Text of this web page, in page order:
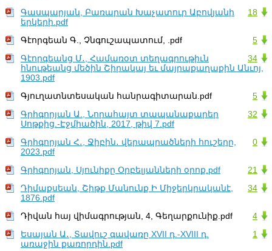
18
Գասպարյան, Բառարան Խաչատուր Աբովյանի
երկերի.pdf
5
Գէորգեան Գ., Չնգուշապատում, .pdf
34
Գէորգեանց Մ․, Համառօտ տեղագրութիւն
հնութեանց մեծին Շիրակայ եւ մայրաքաղաքին Անւոյ,
1903.pdf
5
Գյուղատնտեսական հանրագիտարան.pdf
32
Գրիգորյան Ա., Նորահայտ տապանաքարեր
Սոթքից.-Էջմիածին, 2017, թիվ 7.pdf
0
Գրիգորյան Հ․, Ջիբին․ վերապրածների հուշերը,
2023.pdf
21
Գրիգորյան, Սյունիքը Օրբելյանների օրոք.pdf
34
Դիմաքսեան, Շիթք Մանունք Ի Միջերկրականէ,
1876.pdf
4
Դիվան հայ վիմագրության, 4, Գեղարքունիք.pdf
1
Եսայան Ա․, Տավուշ գավառը XVII դ.-XVIII դ.
առաջին քառորդին.pdf